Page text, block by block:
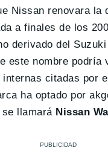
Nissan renovara la
a finales de los
derivado del
este nombre podría
internas citadas por
ha optado por
se llamará Nissan